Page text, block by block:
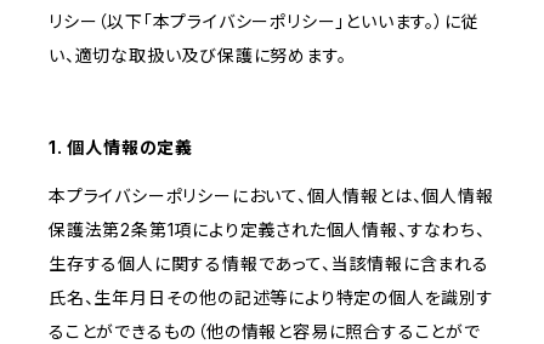
リシー（以下「本プライバシーポリシー」といいます。）に従
い、適切な取扱い及び保護に努めます。
1. 個人情報の定義
本プライバシーポリシーにおいて、個人情報とは、個人情報
保護法第2条第1項により定義された個人情報、すなわち、
生存する個人に関する情報であって、当該情報に含まれる
氏名、生年月日その他の記述等により特定の個人を識別す
ることができるもの（他の情報と容易に照合することがで